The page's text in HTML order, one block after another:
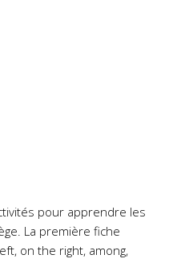
pour apprendre les
La première fiche
on the right, among,